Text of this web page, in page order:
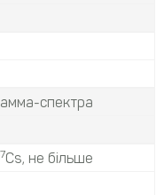
спектра
Cs, не більше